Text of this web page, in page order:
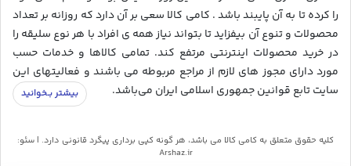
را کرده تا به آن پایبند باشد . کامی کالا سعی بر آن دارد که روزانه بر تعداد
محصولات و تنوع آن بیفزاید تا بتواند نیاز همه ی افراد با هر نوع سلیقه را
در خرید محصولات اینترنتی مرتفع کند. تمامی کالاها و خدمات حسب
مورد دارای مجوز های لازم از مراجع مربوطه می باشند و فعالیتهای این
سایت تابع قوانین جمهوری اسلامی ایران می‌باشد.
کلیه حقوق متعلق به کامی کالا می باشد، هر گونه کپی برداری پیگرد قانونی دارد. | سئو:
Arshaz.ir